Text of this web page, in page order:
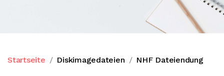
Startseite Diskimagedateien NHF Dateiendung